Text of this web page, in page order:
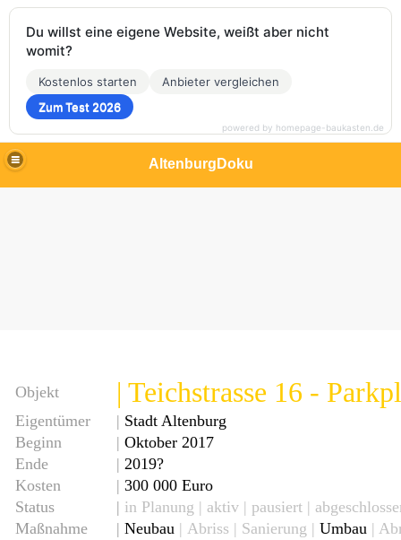
AltenburgDoku
Objekt | Teichstrasse 16 -
Eigentümer | Stadt Altenburg
Beginn
| Oktober 2017
Ende
| 2019?
Kosten
| 300 000 Euro
Status
| in Planung | aktiv | pausiert |
Maßnahme
| Neubau | Abriss | Sanierung | Umbau |
Du willst eine eigene Website, weißt aber nicht
womit?
Kostenlos starten
Anbieter vergleichen
Zum Test 2026
powered by homepage-baukasten.de